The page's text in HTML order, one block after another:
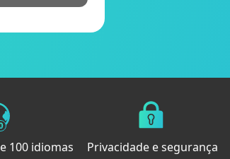
100 idiomas Privacidade e segurança